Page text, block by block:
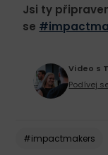
Jsi ty
se
Video s
Podívej
#impactmakers